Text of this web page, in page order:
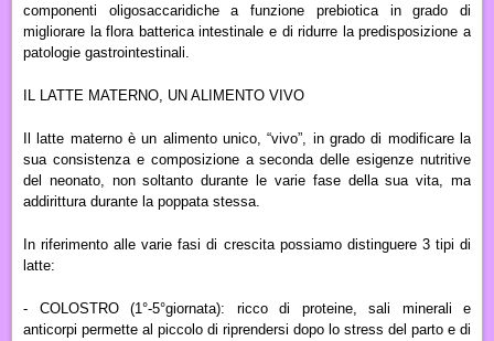
componenti oligosaccaridiche a funzione prebiotica in grado di
migliorare la flora batterica intestinale e di ridurre la predisposizione a
patologie gastrointestinali.
IL LATTE MATERNO, UN ALIMENTO VIVO
Il latte materno è un alimento unico, “vivo”, in grado di modificare la
sua consistenza e composizione a seconda delle esigenze nutritive
del neonato, non soltanto durante le varie fase della sua vita, ma
addirittura durante la poppata stessa.
In riferimento alle varie fasi di crescita possiamo distinguere 3 tipi di
latte:
- COLOSTRO (1°-5°giornata): ricco di proteine, sali minerali e
anticorpi permette al piccolo di riprendersi dopo lo stress del parto e di